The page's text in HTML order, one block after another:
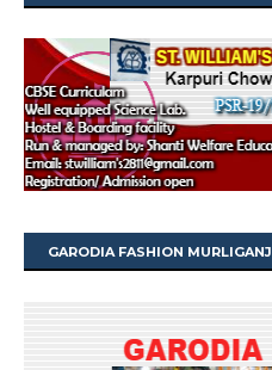
GARODIA FASHION MURLIGANJ